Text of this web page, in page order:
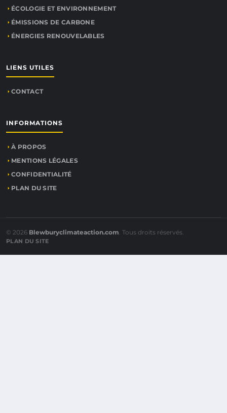
ÉCOLOGIE ET ENVIRONNEMENT
ÉMISSIONS DE CARBONE
ÉNERGIES RENOUVELABLES
LIENS UTILES
CONTACT
INFORMATIONS
À PROPOS
MENTIONS LÉGALES
CONFIDENTIALITÉ
PLAN DU SITE
© 2026 Blewburyclimateaction.com. Tous droits réservés.
PLAN DU SITE